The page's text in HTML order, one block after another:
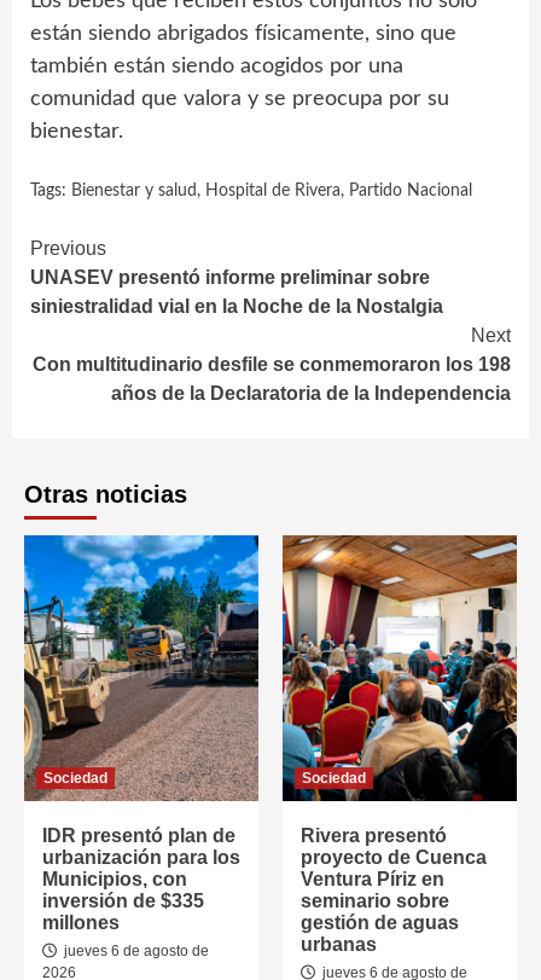
están siendo abrigados físicamente, sino que
también están siendo acogidos por una
comunidad que valora y se preocupa por su
bienestar.
Tags: Bienestar y salud , Hospital de Rivera, Partido Nacional
Continue
Reading
Previous
UNASEV presentó informe preliminar sobre
siniestralidad vial en la Noche de la Nostalgia
Next
Con multitudinario desfile se conmemoraron los 198
años de la Declaratoria de la Independencia
Otras noticias
Sociedad
IDR presentó plan de
urbanización para los
Municipios, con
inversión de $335
millones
jueves 6 de agosto de
2026
Sociedad
Rivera presentó
proyecto de Cuenca
Ventura Píriz en
seminario sobre
gestión de aguas
urbanas
jueves 6 de agosto de